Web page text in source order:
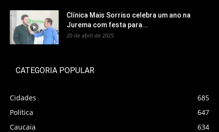
Clínica Mais Sorriso celebra um ano na
Jurema com festa para...
20 de abril de 2025
CATEGORIA POPULAR
Cidades
685
Política
647
Caucaia
634